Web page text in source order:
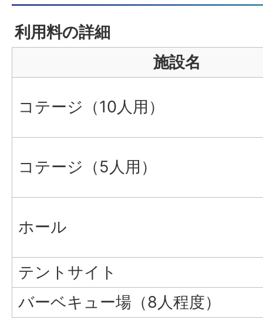
利用料の詳細
施設名
コテージ（10人用）
コテージ（5人用）
ホール
テントサイト
バーベキュー場（8人程度）